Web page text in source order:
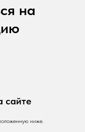
на
сайте
ниже.